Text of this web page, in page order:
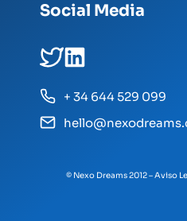
Social Media
+ 34 644 529 099
© Nexo Dreams 2012 –Aviso